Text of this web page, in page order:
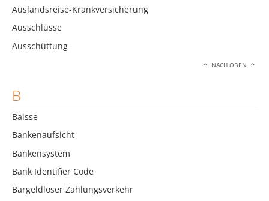
Auslandsreise-Krankversicherung
Ausschlüsse
Ausschüttung
NACH OBEN
B
Baisse
Bankenaufsicht
Bankensystem
Bank Identifier Code
Bargeldloser Zahlungsverkehr